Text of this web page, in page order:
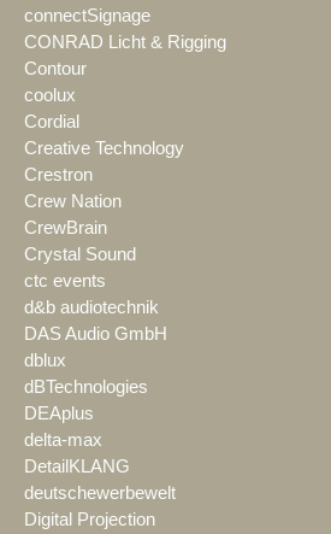
connectSignage
CONRAD Licht & Rigging
Contour
coolux
Cordial
Creative Technology
Crestron
Crew Nation
CrewBrain
Crystal Sound
ctc events
d&b audiotechnik
DAS Audio GmbH
dblux
dBTechnologies
DEAplus
delta-max
DetailKLANG
deutschewerbewelt
Digital Projection